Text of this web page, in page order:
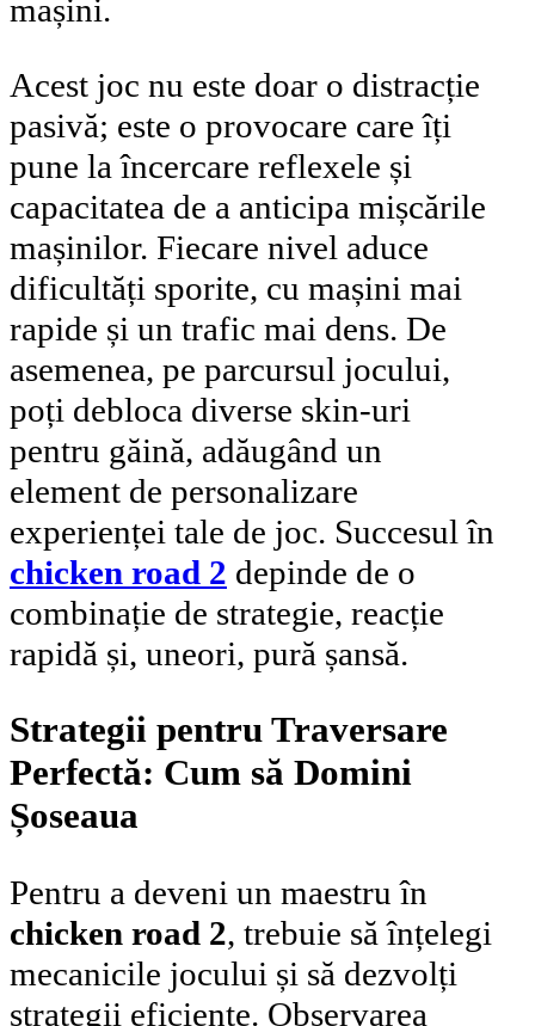
mașini.
Acest joc nu este doar o distracție
pasivă; este o provocare care îți
pune la încercare reflexele și
capacitatea de a anticipa mișcările
mașinilor. Fiecare nivel aduce
dificultăți sporite, cu mașini mai
rapide și un trafic mai dens. De
asemenea, pe parcursul jocului,
poți debloca diverse skin-uri
pentru găină, adăugând un
element de personalizare
experienței tale de joc. Succesul în
chicken road 2 depinde de o
combinație de strategie, reacție
rapidă și, uneori, pură șansă.
Strategii pentru Traversare
Perfectă: Cum să Domini
Șoseaua
Pentru a deveni un maestru în
chicken road 2, trebuie să înțelegi
mecanicile jocului și să dezvolți
strategii eficiente. Observarea